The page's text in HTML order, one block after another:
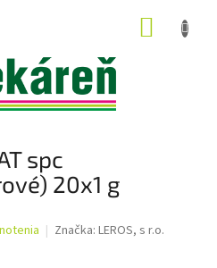
spc
20x1 g
Značka: LEROS, s r.o.